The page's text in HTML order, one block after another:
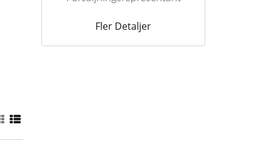
Fler Detaljer